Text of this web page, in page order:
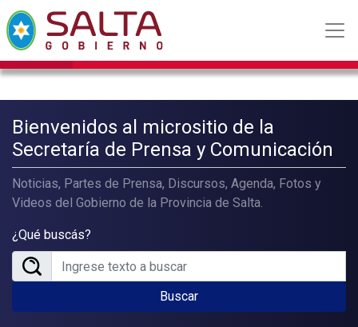
Bienvenidos al micrositio de la
Secretaría de Prensa y Comunicación
Noticias, Partes de Prensa, Discursos, Agenda, Fotos y
Videos del Gobierno de la Provincia de Salta.
¿Qué buscás?
Buscar